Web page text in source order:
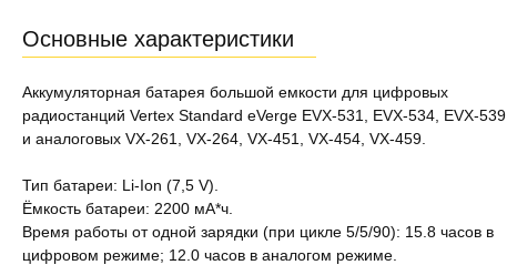
Основные характеристики
Аккумуляторная батарея большой емкости для цифровых
радиостанций Vertex Standard eVerge EVX-531, EVX-534, EVX-539
и аналоговых VX-261, VX-264, VX-451, VX-454, VX-459.
Тип батареи: Li-Ion (7,5 V).
Ёмкость батареи: 2200 мА*ч.
Время работы от одной зарядки (при цикле 5/5/90): 15.8 часов в
цифровом режиме; 12.0 часов в аналогом режиме.